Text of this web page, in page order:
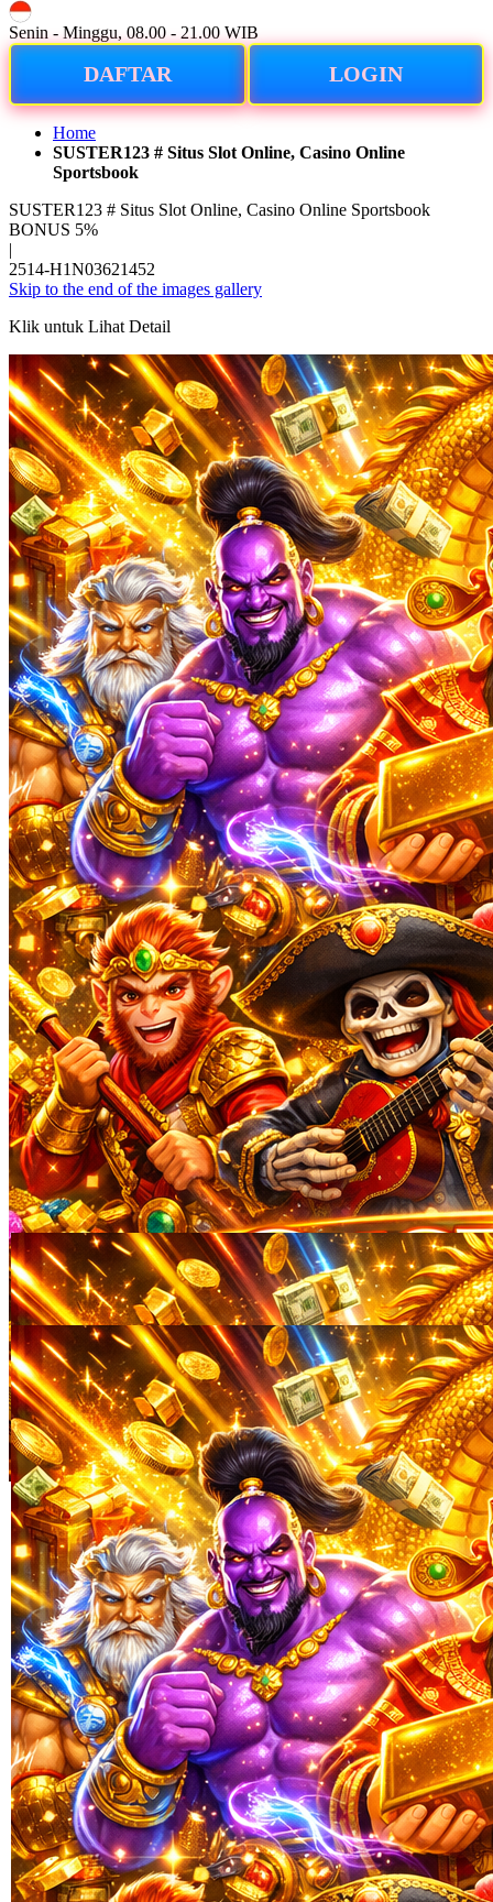
Senin - Minggu, 08.00 - 21.00 WIB
DAFTAR LOGIN
Home
SUSTER123 # Situs Slot Online, Casino Online
Sportsbook
SUSTER123 # Situs Slot Online, Casino Online Sportsbook
BONUS 5%
|
2514-H1N03621452
Skip to the end of the images gallery
Klik untuk Lihat Detail